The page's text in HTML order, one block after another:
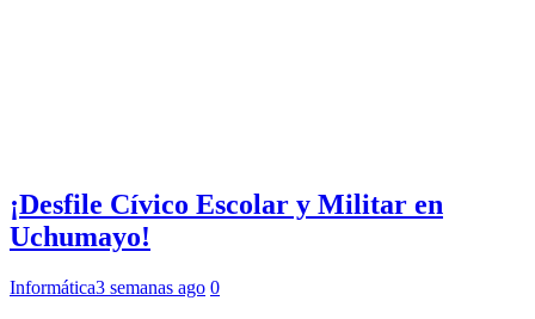
¡Desfile Cívico Escolar y Militar en
Uchumayo!
Informática3 semanas ago 0